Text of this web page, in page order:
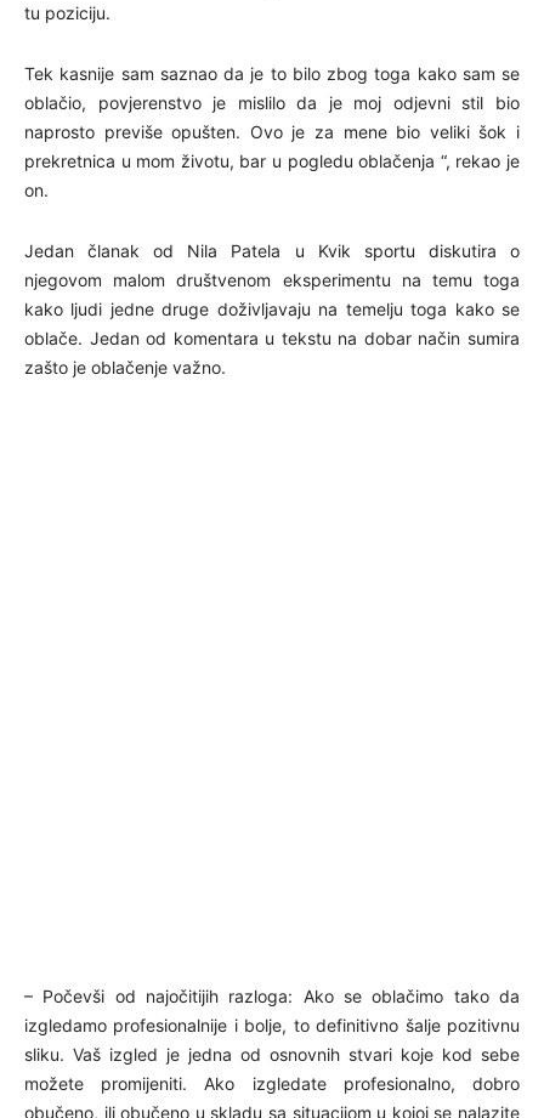
tu poziciju.
Tek kasnije sam saznao da je to bilo zbog toga kako sam se
oblačio, povjerenstvo je mislilo da je moj odjevni stil bio
naprosto previše opušten. Ovo je za mene bio veliki šok i
prekretnica u mom životu, bar u pogledu oblačenja “, rekao je
on.
Jedan članak od Nila Patela u Kvik sportu diskutira o
njegovom malom društvenom eksperimentu na temu toga
kako ljudi jedne druge doživljavaju na temelju toga kako se
oblače. Jedan od komentara u tekstu na dobar način sumira
zašto je oblačenje važno.
– Počevši od najočitijih razloga: Ako se oblačimo tako da
izgledamo profesionalnije i bolje, to definitivno šalje pozitivnu
sliku. Vaš izgled je jedna od osnovnih stvari koje kod sebe
možete promijeniti. Ako izgledate profesionalno, dobro
obučeno, ili obučeno u skladu sa situacijom u kojoj se nalazite